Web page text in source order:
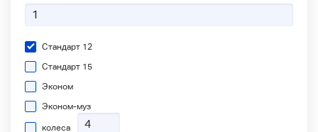
Стандарт 12
Стандарт 15
Эконом
Эконом-муз
колеса